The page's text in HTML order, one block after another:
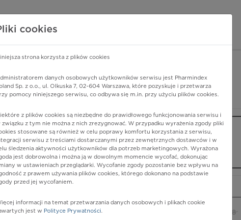
o lekach
PHARMINDEX
Pharmindex
lider wiedzy o lekach
lub substancję czynną
Ebewe Postać:tabl.
18
cookies
strona korzysta z plików cookies
danych osobowych użytkowników serwisu jest Pharmindex
Sp. z o.o., ul. Olkuska 7, 02-604 Warszawa, które pozyskuje i przetwarza
pomocy niniejszego serwisu, co odbywa się m.in. przy użyciu plików cookies.
z plików cookies są niezbędne do prawidłowego funkcjonowania serwisu i
związku z tym nie można z nich zrezygnować. W przypadku wyrażenia zgody pliki
stosowane są również w celu poprawy komfortu korzystania z serwisu,
serwisu z treściami dostarczanymi przez zewnętrznych dostawców i w
śledzenia aktywności użytkowników dla potrzeb marketingowych. Wyrażona
jest dobrowolna i można ją w dowolnym momencie wycofać, dokonując
w ustawieniach przeglądarki. Wycofanie zgody pozostanie bez wpływu na
z prawem używania plików cookies, którego dokonano na podstawie
przed jej wycofaniem.
informacji na temat przetwarzania danych osobowych i plikach cookie
jest w Polityce Prywatności.